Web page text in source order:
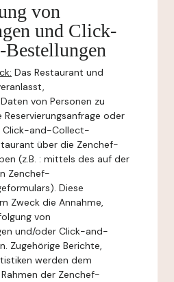
von
und Click-
Das Restaurant und
von Personen zu
oder
Click-and-Collect-
über die Zenchef-
(z.B. : mittels des auf der
Zenchef-
Diese
Zweck die Annahme,
von
und/oder Click-and-
Zugehörige Berichte,
werden dem
der Zenchef-